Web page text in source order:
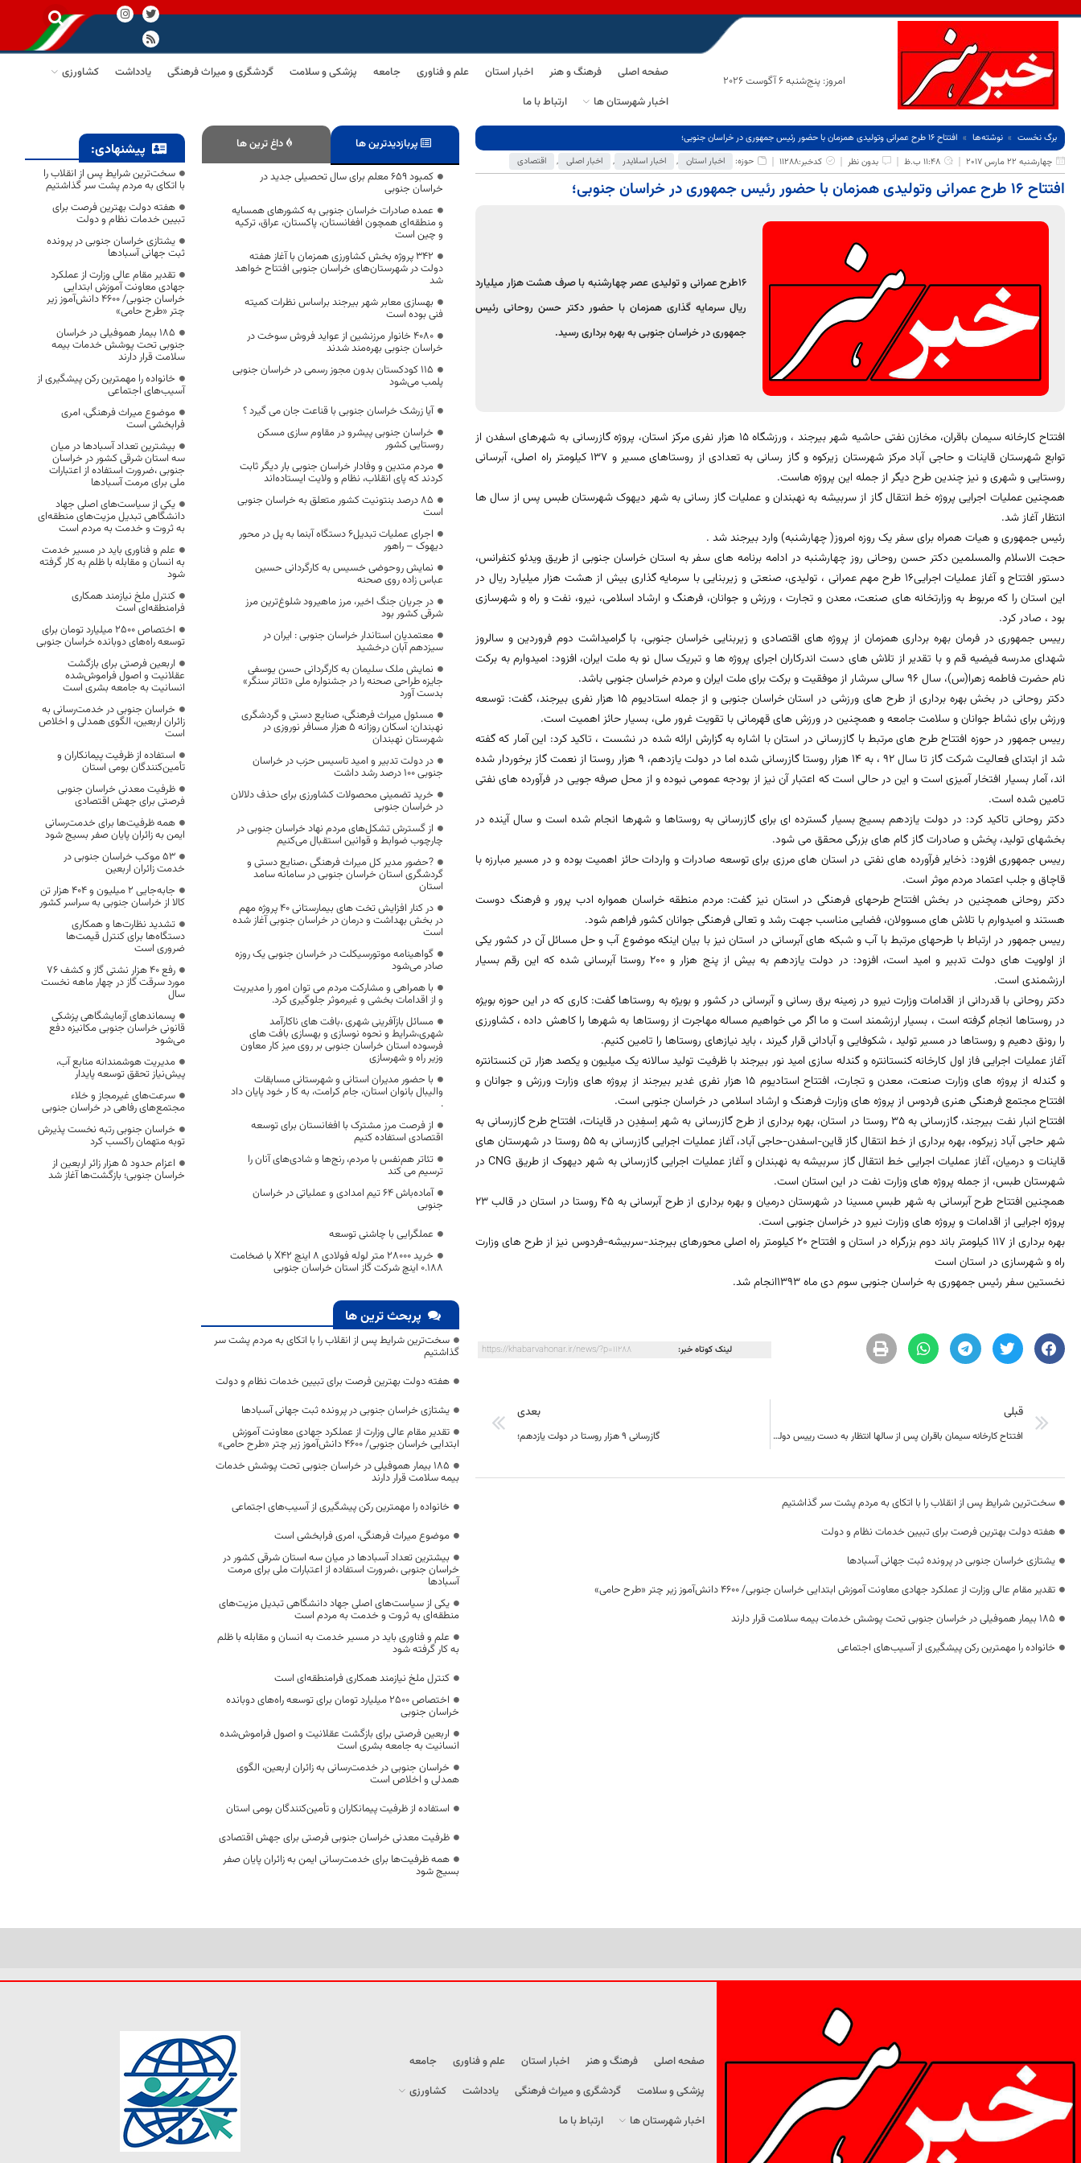
امروز: پنج‌شنبه 6 آگوست 2026
صفحه اصلی فرهنگ و هنر اخبار استان علم و فناوری جامعه پزشکی و سلامت گردشگری و میراث فرهنگی یادداشت
کشاورزی
اخبار شهرستان ها
ارتباط با ما
برگ نخست نوشته‌ها
افتتاح 16 طرح عمرانی وتولیدی همزمان با حضور رئیس جمهوری در خراسان جنوبی؛
چهارشنبه 22 مارس 2017
11:48 ب.ظ بدون نظر کدخبر:11288 حوزه: اخبار استان , اخبار اسلایدر , اخبار اصلی , اقتصادی
افتتاح 16 طرح عمرانی وتولیدی همزمان با حضور رئیس جمهوری در خراسان جنوبی؛
16طرح عمرانی و تولیدی عصر چهارشنبه با صرف هشت هزار میلیارد
ریال سرمایه گذاری همزمان با حضور دکتر حسن روحانی رئیس
جمهوری در خراسان جنوبی به بهره برداری رسید.
افتتاح کارخانه سیمان باقران، مخازن نفتی حاشیه شهر بیرجند ، ورزشگاه 15 هزار نفری مرکز استان، پروژه گازرسانی به شهرهای اسفدن از
توابع شهرستان قاینات و حاجی آباد مرکز شهرستان زیرکوه و گاز رسانی به تعدادی از روستاهای مسیر و 137 کیلومتر راه اصلی، آبرسانی
روستایی و شهری و نیز چندین طرح دیگر از جمله این پروژه هاست.
همچنین عملیات اجرایی پروژه خط انتقال گاز از سربیشه به نهبندان و عملیات گاز رسانی به شهر دیهوک شهرستان طبس پس از سال ها
انتظار آغاز شد.
رئیس جمهوری و هیات همراه برای سفر یک روزه امروز( چهارشنبه) وارد بیرجند شد .
حجت الاسلام والمسلمین دکتر حسن روحانی روز چهارشنبه در ادامه برنامه های سفر به استان خراسان جنوبی از طریق ویدئو کنفرانس،
دستور افتتاح و آغاز عملیات اجرایی16 طرح مهم عمرانی ، تولیدی، صنعتی و زیربنایی با سرمایه گذاری بیش از هشت هزار میلیارد ریال در
این استان را که مربوط به وزارتخانه های صنعت، معدن و تجارت ، ورزش و جوانان، فرهنگ و ارشاد اسلامی، نیرو، نفت و راه و شهرسازی
بود ، صادر کرد.
رییس جمهوری در فرمان بهره برداری همزمان از پروژه های اقتصادی و زیربنایی خراسان جنوبی، با گرامیداشت دوم فروردین و سالروز
شهدای مدرسه فیضیه قم و با تقدیر از تلاش های دست اندرکاران اجرای پروژه ها و تبریک سال نو به ملت ایران، افزود: امیدوارم به برکت
نام حضرت فاطمه زهرا(س)، سال ٩٦ سالی سرشار از موفقیت و برکت برای ملت ایران و مردم خراسان جنوبی باشد.
دکتر روحانی در بخش بهره برداری از طرح های ورزشی در استان خراسان جنوبی و از جمله استادیوم 15 هزار نفری بیرجند، گفت: توسعه
ورزش برای نشاط جوانان و سلامت جامعه و همچنین در ورزش های قهرمانی با تقویت غرور ملی، بسیار حائز اهمیت است.
رییس جمهور در حوزه افتتاح طرح های مرتبط با گازرسانی در استان با اشاره به گزارش ارائه شده در نشست ، تاکید کرد: این آمار که گفته
شد از ابتدای فعالیت شرکت گاز تا سال 92 ، به 14 هزار روستا گازرسانی شده اما در دولت یازدهم، 9 هزار روستا از نعمت گاز برخوردار شده
اند، آمار بسیار افتخار آمیزی است و این در حالی است که اعتبار آن نیز از بودجه عمومی نبوده و از محل صرفه جویی در فرآورده های نفتی
تامین شده است.
دکتر روحانی تاکید کرد: در دولت یازدهم بسیج بسیار گسترده ای برای گازرسانی به روستاها و شهرها انجام شده است و سال آینده در
بخشهای تولید، پخش و صادرات گاز گام های بزرگی محقق می شود.
رییس جمهوری افزود: ذخایر فرآورده های نفتی در استان های مرزی برای توسعه صادرات و واردات حائز اهمیت بوده و در مسیر مبارزه با
قاچاق و جلب اعتماد مردم موثر است.
دکتر روحانی همچنین در بخش افتتاح طرحهای فرهنگی در استان نیز گفت: مردم منطقه خراسان همواره ادب پرور و فرهنگ دوست
هستند و امیدوارم با تلاش های مسوولان، فضایی مناسب جهت رشد و تعالی فرهنگی جوانان کشور فراهم شود.
رییس جمهور در ارتباط با طرحهای مرتبط با آب و شبکه های آبرسانی در استان نیز با بیان اینکه موضوع آب و حل مسائل آن در کشور یکی
از اولویت های دولت تدبیر و امید است، افزود: در دولت یازدهم به بیش از پنج هزار و 200 روستا آبرسانی شده که این رقم بسیار
ارزشمندی است.
دکتر روحانی با قدردانی از اقدامات وزارت نیرو در زمینه برق رسانی و آبرسانی در کشور و بویژه به روستاها گفت: کاری که در این حوزه بویژه
در روستاها انجام گرفته است ، بسیار ارزشمند است و ما اگر می خواهیم مساله مهاجرت از روستاها به شهرها را کاهش داده ، کشاورزی
را رونق دهیم و روستاها در مسیر تولید ، شکوفایی و آبادانی قرار گیرند ، باید نیازهای روستاها را تامین کنیم.
آغاز عملیات اجرایی فاز اول کارخانه کنستانتره و گندله سازی امید نور بیرجند با ظرفیت تولید سالانه یک میلیون و یکصد هزار تن کنستانتره
و گندله از پروژه های وزارت صنعت، معدن و تجارت، افتتاح استادیوم ١٥ هزار نفری غدیر بیرجند از پروژه های وزارت ورزش و جوانان و
افتتاح مجتمع فرهنگی هنری فردوس از پروژه های وزارت فرهنگ و ارشاد اسلامی در خراسان جنوبی است.
افتتاح انبار نفت بیرجند، گازرسانی به ٣٥ روستا در استان، بهره برداری از طرح گازرسانی به شهر اِسفِدِن در قاینات، افتتاح طرح گازرسانی به
شهر حاجی آباد زیرکوه، بهره برداری از خط انتقال گاز قاین-اسفدن-حاجی آباد، آغاز عملیات اجرایی گازرسانی به ٥٥ روستا در شهرستان های
قاینات و درمیان، آغاز عملیات اجرایی خط انتقال گاز سربیشه به نهبندان و آغاز عملیات اجرایی گازرسانی به شهر دیهوک از طریق CNG در
شهرستان طبس، از جمله پروژه های وزارت نفت در این استان است.
همچنین افتتاح طرح آبرسانی به شهر طبسِ مسینا در شهرستان درمیان و بهره برداری از طرح آبرسانی به ٤٥ روستا در استان در قالب ٢٣
پروژه اجرایی از اقدامات و پروژه های وزارت نیرو در خراسان جنوبی است.
بهره برداری از ١١٧ کیلومتر باند دوم بزرگراه در استان و افتتاح ٢٠ کیلومتر راه اصلی محورهای بیرجند-سربیشه-فردوس نیز از طرح های وزارت
راه و شهرسازی در استان است
نخستین سفر رئیس جمهوری به خراسان جنوبی سوم دی ماه 1393انجام شد.
لینک کوتاه خبر: https://khabarvahonar.ir/news/?p=11288
قبلی
افتتاح کارخانه سیمان باقران پس از سالها انتظار به دست رییس دولت تدبیر و امید؛
بعدی
گازرسانی 9 هزار روستا در دولت یازدهم؛
سخت‌ترین شرایط پس از انقلاب را با اتکای به مردم پشت سر گذاشتیم
هفته دولت بهترین فرصت برای تبیین خدمات نظام و دولت
یشتازی خراسان جنوبی در پرونده ثبت جهانی آسبادها
تقدیر مقام عالی وزارت از عملکرد جهادی معاونت آموزش ابتدایی خراسان جنوبی/ ۴۶۰۰ دانش‌آموز زیر چتر «طرح حامی»
۱۸۵ بیمار هموفیلی در خراسان جنوبی تحت پوشش خدمات بیمه سلامت قرار دارند
خانواده را مهمترین رکن پیشگیری از آسیب‌های اجتماعی
پربازدیدترین ها داغ ترین ها
کمبود ۶۵۹ معلم برای سال تحصیلی جدید در
خراسان جنوبی
عمده صادرات خراسان جنوبی به کشورهای همسایه
و منطقه‌ای همچون افغانستان، پاکستان، عراق، ترکیه
و چین است
342 پروژه بخش کشاورزی همزمان با آغاز هفته
دولت در شهرستان‌های خراسان جنوبی افتتاح خواهد
شد
بهسازی معابر شهر بیرجند براساس نظرات کمیته
فنی بوده است
۴۰۸۰ خانوار مرزنشین از عواید فروش سوخت در
خراسان جنوبی بهره‌مند شدند
۱۱۵ کودکستان بدون مجوز رسمی در خراسان جنوبی
پلمب می‌شود
آیا زرشک خراسان جنوبی با قناعت جان می گیرد ؟
خراسان جنوبی پیشرو در مقاوم سازی مسکن
روستایی کشور
مردم متدین و وفادار خراسان جنوبی بار دیگر ثابت
کردند که پای انقلاب، نظام و ولایت ایستاده‌اند
۸۵ درصد بنتونیت کشور متعلق به خراسان جنوبی
است
اجرای عملیات تبدیل6 دستگاه آبنما به پل در محور
دیهوک – راهور
نمایش روحوضی خسیس به کارگردانی حسین
عباس زاده روی صحنه
در جریان جنگ اخیر، مرز ماهیرود شلوغ‌ترین مرز
شرقی کشور بود
معتمدیان استاندار خراسان جنوبی : ايران در
سيزدهم آبان درخشيد
نمایش ملک سلیمان به کارگردانی حسن یوسفی
جایزه طراحی صحنه را در جشنواره ملی «تئاتر سنگر»
بدست آورد
مسئول میراث فرهنگی، صنایع دستی و گردشگری
نهبندان: اسکان روزانه 5 هزار مسافر نوروزی در
شهرستان نهبندان
در دولت تدبیر و امید تاسیس حزب در خراسان
جنوبی 100 درصد رشد داشت
خرید تضمینی محصولات کشاورزی برای حذف دلالان
در خراسان جنوبی
از گسترش تشکل‌های مردم نهاد خراسان جنوبی در
چارچوب ضوابط و قوانین استقبال می‌کنیم
?حضور مدیر کل میراث فرهنگی ،صنایع دستی و
گردشگری استان خراسان جنوبی در سامانه سامد
استان
در کنار افزایش تخت های بیمارستانی ۴۰ پروژه مهم
در بخش بهداشت و درمان در خراسان جنوبی آغاز شده
است
گواهینامه موتورسیکلت در خراسان جنوبی یک روزه
صادر می‌شود
با همراهی و مشارکت مردم می توان امور را مدیریت
و از اقدامات بخشی و غیرموثر جلوگیری کرد.
مسائل بازآفرینی شهری ،بافت های ناکارآمد
شهری،شرایط و نحوه نوسازی و بهسازی بافت های
فرسوده استان خراسان جنوبی بر روی میز کار معاون
وزیر راه و شهرسازی
با حضور مدیران استانی و شهرستانی مسابقات
والیبال بانوان استان، جام کرامت، به کا ر خود پایان داد
.
از فرصت مرز مشترک با افغانستان برای توسعه
اقتصادی استفاده کنیم
تئاتر هم‌نفس با مردم، رنج‌ها و شادی‌های آنان را
ترسیم می کند
آماده‌باش ۶۴ تیم امدادی و عملیاتی در خراسان
جنوبی
عملگرایی با چاشنی توسعه
خرید 28000 متر لوله فولادی 8 اینچ X42 با ضخامت
0.188 اینچ شرکت گاز استان خراسان جنوبی
پربحث ترین ها
سخت‌ترین شرایط پس از انقلاب را با اتکای به مردم پشت سر
گذاشتیم
هفته دولت بهترین فرصت برای تبیین خدمات نظام و دولت
یشتازی خراسان جنوبی در پرونده ثبت جهانی آسبادها
تقدیر مقام عالی وزارت از عملکرد جهادی معاونت آموزش
ابتدایی خراسان جنوبی/ ۴۶۰۰ دانش‌آموز زیر چتر «طرح حامی»
۱۸۵ بیمار هموفیلی در خراسان جنوبی تحت پوشش خدمات
بیمه سلامت قرار دارند
خانواده را مهمترین رکن پیشگیری از آسیب‌های اجتماعی
موضوع میراث فرهنگی، امری فرابخشی است
بیشترین تعداد آسبادها در میان سه استان شرقی کشور در
خراسان جنوبی ،ضرورت استفاده از اعتبارات ملی برای مرمت
آسبادها
یکی از سیاست‌های اصلی جهاد دانشگاهی تبدیل مزیت‌های
منطقه‌ای به ثروت و خدمت به مردم است
علم و فناوری باید در مسیر خدمت به انسان و مقابله با ظلم
به کار گرفته شود
کنترل ملخ نیازمند همکاری فرامنطقه‌ای است
اختصاص 2500 میلیارد تومان برای توسعه راه‌های دوبانده
خراسان جنوبی
اربعین فرصتی برای بازگشت عقلانیت و اصول فراموش‌شده
انسانیت به جامعه بشری است
خراسان جنوبی در خدمت‌رسانی به زائران اربعین، الگوی
همدلی و اخلاص است
استفاده از ظرفیت پیمانکاران و تأمین‌کنندگان بومی استان
ظرفیت معدنی خراسان جنوبی فرصتی برای جهش اقتصادی
همه ظرفیت‌ها برای خدمت‌رسانی ایمن به زائران پایان صفر
بسیج شود
پیشنهادی:
سخت‌ترین شرایط پس از انقلاب را
با اتکای به مردم پشت سر گذاشتیم
هفته دولت بهترین فرصت برای
تبیین خدمات نظام و دولت
یشتازی خراسان جنوبی در پرونده
ثبت جهانی آسبادها
تقدیر مقام عالی وزارت از عملکرد
جهادی معاونت آموزش ابتدایی
خراسان جنوبی/ ۴۶۰۰ دانش‌آموز زیر
چتر «طرح حامی»
۱۸۵ بیمار هموفیلی در خراسان
جنوبی تحت پوشش خدمات بیمه
سلامت قرار دارند
خانواده را مهمترین رکن پیشگیری از
آسیب‌های اجتماعی
موضوع میراث فرهنگی، امری
فرابخشی است
بیشترین تعداد آسبادها در میان
سه استان شرقی کشور در خراسان
جنوبی ،ضرورت استفاده از اعتبارات
ملی برای مرمت آسبادها
یکی از سیاست‌های اصلی جهاد
دانشگاهی تبدیل مزیت‌های منطقه‌ای
به ثروت و خدمت به مردم است
علم و فناوری باید در مسیر خدمت
به انسان و مقابله با ظلم به کار گرفته
شود
کنترل ملخ نیازمند همکاری
فرامنطقه‌ای است
اختصاص 2500 میلیارد تومان برای
توسعه راه‌های دوبانده خراسان جنوبی
اربعین فرصتی برای بازگشت
عقلانیت و اصول فراموش‌شده
انسانیت به جامعه بشری است
خراسان جنوبی در خدمت‌رسانی به
زائران اربعین، الگوی همدلی و اخلاص
است
استفاده از ظرفیت پیمانکاران و
تأمین‌کنندگان بومی استان
ظرفیت معدنی خراسان جنوبی
فرصتی برای جهش اقتصادی
همه ظرفیت‌ها برای خدمت‌رسانی
ایمن به زائران پایان صفر بسیج شود
53 موکب خراسان جنوبی در
خدمت زائران اربعین
جابه‌جایی 2 میلیون و 404 هزار تن
کالا از خراسان جنوبی به سراسر کشور
تشدید نظارت‌ها و همکاری
دستگاه‌ها برای کنترل قیمت‌ها
ضروری است
رفع 40 هزار نشتی گاز و کشف 76
مورد سرقت گاز در چهار ماهه نخست
سال
پسماندهای آزمایشگاهی پزشکی
قانونی خراسان جنوبی مکانیزه دفع
می‌شود
مدیریت هوشمندانه منابع آب،
پیش‌نیاز تحقق توسعه پایدار
سرعت‌های غیرمجاز و خلاء
مجتمع‌های رفاهی در خراسان جنوبی
خراسان جنوبی رتبه نخست پذیرش
توبه متهمان راکسب کرد
اعزام حدود 5 هزار زائر اربعین از
خراسان جنوبی؛ بازگشت‌ها آغاز شد
صفحه اصلی فرهنگ و هنر اخبار استان علم و فناوری
جامعه
پزشکی و سلامت
گردشگری و میراث فرهنگی یادداشت
کشاورزی
اخبار شهرستان ها
ارتباط با ما